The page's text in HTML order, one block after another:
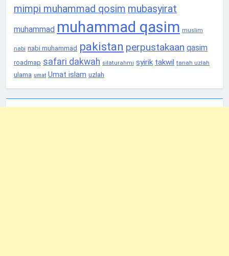
mimpi muhammad qosim mubasyirat
muhammad muhammad qasim muslim
nabi nabi muhammad pakistan perpustakaan qasim
roadmap safari dakwah silaturahmi syirik takwil tanah uzlah
ulama umat Umat islam uzlah